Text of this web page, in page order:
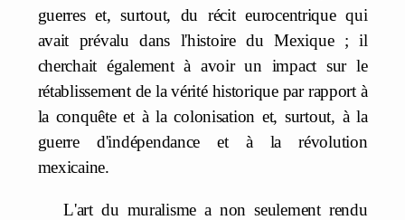
guerres et, surtout, du récit eurocentrique qui
avait prévalu dans l'histoire du Mexique ; il
cherchait également à avoir un impact sur le
rétablissement de la vérité historique par rapport à
la conquête et à la colonisation et, surtout, à la
guerre d'indépendance et à la révolution
mexicaine.
L'art du muralisme a non seulement rendu